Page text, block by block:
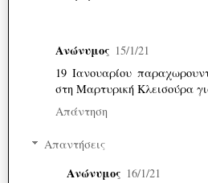
Ανώνυμος 15/1/21
19 Ιανουαρίου
στη Μαρτυρική Κλεισούρα
Απάντηση
Απαντήσεις
Ανώνυμος 16/1/21